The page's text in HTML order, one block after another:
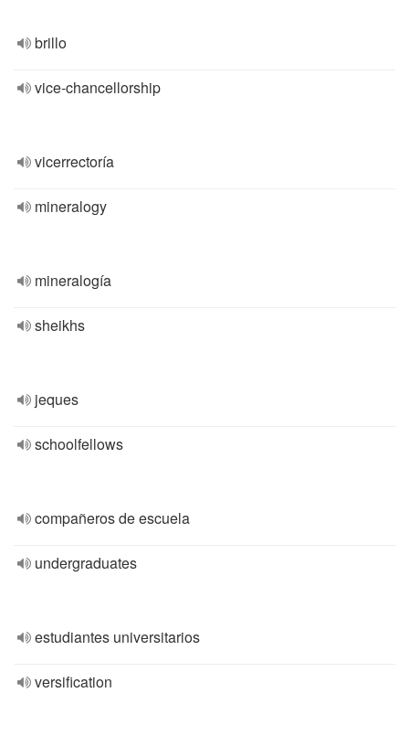
brillo
vice-chancellorship
vicerrectoría
mineralogy
mineralogía
sheikhs
jeques
schoolfellows
compañeros de escuela
undergraduates
estudiantes universitarios
versification